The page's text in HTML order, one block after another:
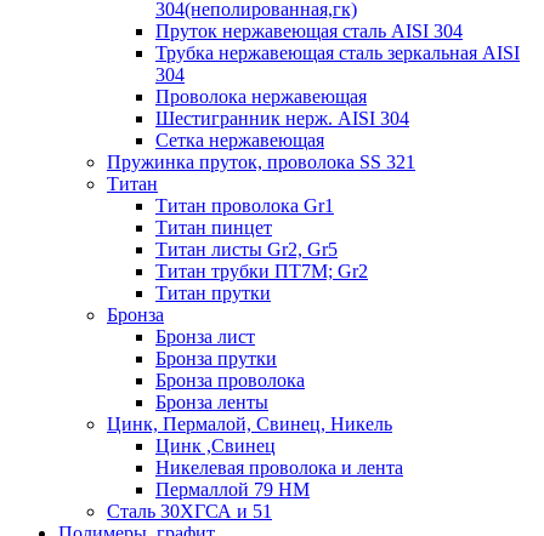
304(неполированная,гк)
Пруток нержавеющая сталь AISI 304
Трубка нержавеющая сталь зеркальная AISI
304
Проволока нержавеющая
Шестигранник нерж. AISI 304
Сетка нержавеющая
Пружинка пруток, проволока SS 321
Титан
Титан проволока Gr1
Титан пинцет
Титан листы Gr2, Gr5
Титан трубки ПТ7М; Gr2
Титан прутки
Бронза
Бронза лист
Бронза прутки
Бронза проволока
Бронза ленты
Цинк, Пермалой, Свинец, Никель
Цинк ,Свинец
Никелевая проволока и лента
Пермаллой 79 НМ
Сталь 30ХГСА и 51